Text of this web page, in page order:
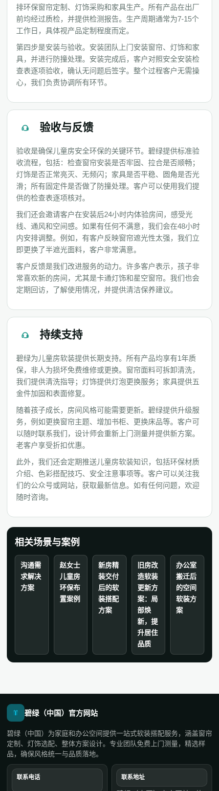
排环保窗帘定制、灯饰采购和家具生产。所有产品在出厂
前均经过质检，并提供检测报告。生产周期通常为7-15个
工作日，具体视产品定制程度而定。
第四步是安装与验收。安装团队上门安装窗帘、灯饰和家
具，并进行防撞处理。安装完成后，客户对照安全安装检
查表逐项验收，确认无问题后签字。整个过程客户无需操
心，我们负责协调所有环节。
验收与反馈
验收是确保儿童房安全环保的关键环节。碧绿提供标准验
收流程，包括：检查窗帘安装是否牢固、拉合是否顺畅；
灯饰是否正常亮灭、无频闪；家具是否平稳、圆角是否光
滑；所有固定件是否做了防撞处理。客户可以使用我们提
供的检查表逐项核对。
我们还会邀请客户在安装后24小时内体验房间，感受光
线、通风和空间感。如果有任何不满意，我们会在48小时
内安排调整。例如，有客户反映窗帘遮光性太强，我们立
即更换了半遮光面料，客户非常满意。
客户反馈是我们改进服务的动力。许多客户表示，孩子非
常喜欢新的房间，尤其是卡通灯饰和星空窗帘。我们也会
定期回访，了解使用情况，并提供清洁保养建议。
持续支持
碧绿为儿童房软装提供长期支持。所有产品均享有1年质
保，非人为损坏免费维修或更换。窗帘面料可拆卸清洗，
我们提供清洗指导；灯饰提供灯泡更换服务；家具提供五
金件加固和表面修复。
随着孩子成长，房间风格可能需要更新。碧绿提供升级服
务，例如更换窗帘主题、增加书柜、更换床品等。客户可
以随时联系我们，设计师会重新上门测量并提供新方案。
老客户享受折扣优惠。
此外，我们还会定期推送儿童房软装知识，包括环保材质
介绍、色彩搭配技巧、安全注意事项等。客户可以关注我
们的公众号或网站，获取最新信息。如有任何问题，欢迎
随时咨询。
相关场景与案例
沟通需
求解决
方案
赵女士
儿童房
环保布
置案例
新房精
装交付
后的软
装搭配
方案
旧房改
造软装
更新方
案：局
部焕
新，提
升居住
品质
办公室
搬迁后
的空间
软装方
案
碧绿（中国）官方网站
碧绿（中国）为家庭和办公空间提供一站式软装搭配服务，涵盖窗帘
定制、灯饰选配、整体方案设计。专业团队免费上门测量，精选样
品，确保风格统一与品质落地。
联系电话 联系地址